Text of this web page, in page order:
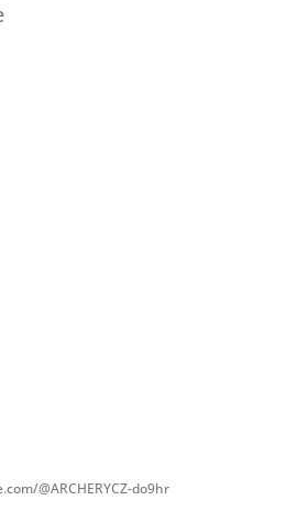
@ARCHERYCZ-do9hr